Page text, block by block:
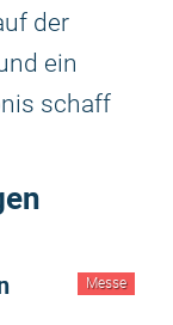
der
ein
schaff
Messe